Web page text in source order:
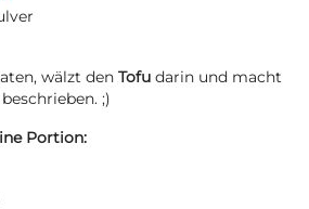
wälzt den Tofu darin und macht
;)
Portion: